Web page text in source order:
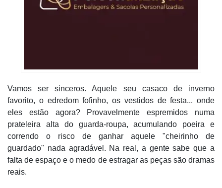
Vamos ser sinceros. Aquele seu casaco de inverno
favorito, o edredom fofinho, os vestidos de festa... onde
eles estão agora? Provavelmente espremidos numa
prateleira alta do guarda-roupa, acumulando poeira e
correndo o risco de ganhar aquele "cheirinho de
guardado" nada agradável. Na real, a gente sabe que a
falta de espaço e o medo de estragar as peças são dramas
reais.